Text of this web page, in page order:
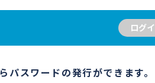
ログ
パスワードの発行ができます。